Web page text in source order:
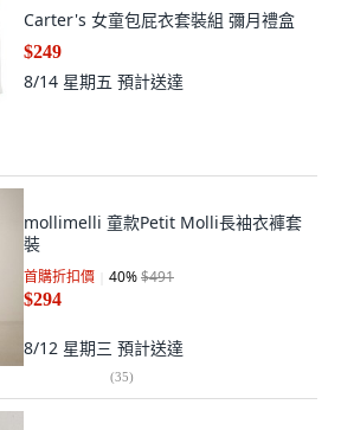
Carter's 女童包屁衣套裝組 彌月禮盒
$249
8/14 星期五 預計送達
mollimelli 童款Petit Molli長袖衣褲套
裝
首購折扣價 40%$491
$294
8/12 星期三 預計送達
(35)